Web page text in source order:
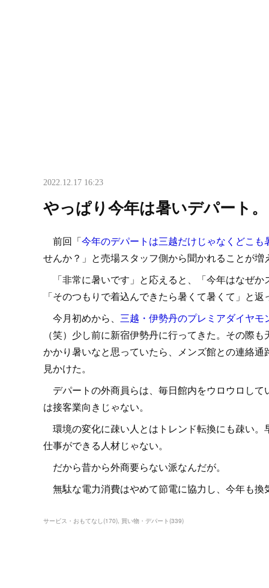
2022.12.17 16:23
やっぱり今年は暑いデパート。
前回「今年のデパートは三越だけじゃなくどこも
せんか？」と売場スタッフ側から聞かれることが増
「非常に暑いです」と応えると、「今年はなぜ
「そのつもりで着込んできたら暑くて暑くて」と返
今月初めから、 三越・伊勢丹のプレミアダイヤモ
（笑）少し前に新宿伊勢丹に行ってきた。その際
かかり暑いなと思っていたら、メンズ館との連絡
見かけた。
デパートの外商員らは、毎日館内をウロウロし
は接客業向きじゃない。
環境の変化に疎い人とはトレンド転換にも疎い
仕事ができる人材じゃない。
だから昔から外商要らない派なんだが。
無駄な電力消費はやめて節電に協力し、今年も換
サービス・おもてなし(170) 買い物・デパート(339)